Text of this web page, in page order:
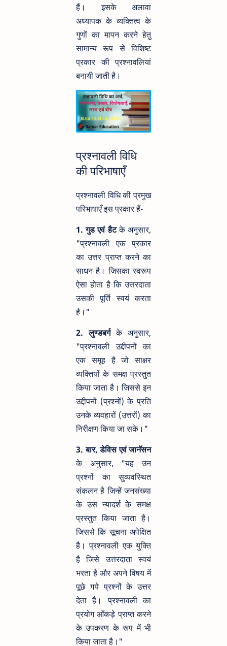
हैं। इसके अलावा
अध्यापक के व्यक्तित्व के
गुणों का मापन करने हेतु
सामान्य रूप से विशिष्ट
प्रकार की प्रश्नावलियां
बनायी जाती है।
प्रश्नावली विधि
की परिभाषाएँ
प्रश्नावली विधि की प्रमुख
परिभाषाएँ इस प्रकार हैं-
1. गुड एवं हैटके अनुसार,
"प्रश्नावली एक प्रकार
का उत्तर प्राप्त करने का
साधन है। जिसका स्वरूप
ऐसा होता है कि उत्तरदाता
उसकी पूर्ति स्वयं करता
है।"
2. लुण्डबर्गके अनुसार,
"प्रश्नावली उद्दीपनों का
एक समूह है जो साक्षर
व्यक्तियों के समक्ष प्रस्तुत
किया जाता है। जिससे इन
उद्दीपनों (प्रश्नों) के प्रति
उनके व्यवहारों (उत्तरों) का
निरीक्षण किया जा सके।"
3. बार, डेविस एवं जानॅसन
के अनुसार, "यह उन
प्रश्नों का सुव्यवस्थित
संकलन है जिन्हें जनसंख्या
के उस न्यादर्श के समक्ष
प्रस्तुत किया जाता है।
जिससे कि सूचना अपेक्षित
है। प्रश्नावली एक युक्ति
है जिसे उत्तरदाता स्वयं
भरता है और अपने विषय में
पूछे गये प्रश्नों के उत्तर
देता है। प्रश्नावली का
प्रयोग आँकड़े प्राप्त करने
के उपकरण के रूप में भी
किया जाता है।"